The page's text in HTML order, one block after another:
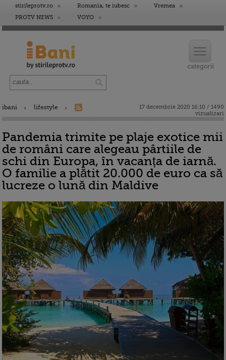
stirileprotv.ro Romania, te iubesc
Vremea
PROTV NEWS
VOYO
ibani lifestyle
17 decembrie 2020 16:10 / 1490
vizualizari
Pandemia trimite pe plaje exotice mii
de români care alegeau pârtiile de
schi din Europa, în vacanța de iarnă.
O familie a plătit 20.000 de euro ca să
lucreze o lună din Maldive